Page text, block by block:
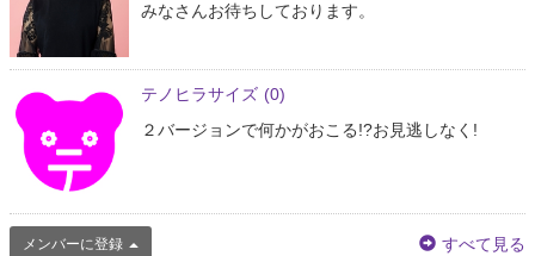
みなさんお待ちしております。
テノヒラサイズ (0)
２バージョンで何かがおこる!?お見逃しなく!
メンバーに登録 すべて見る